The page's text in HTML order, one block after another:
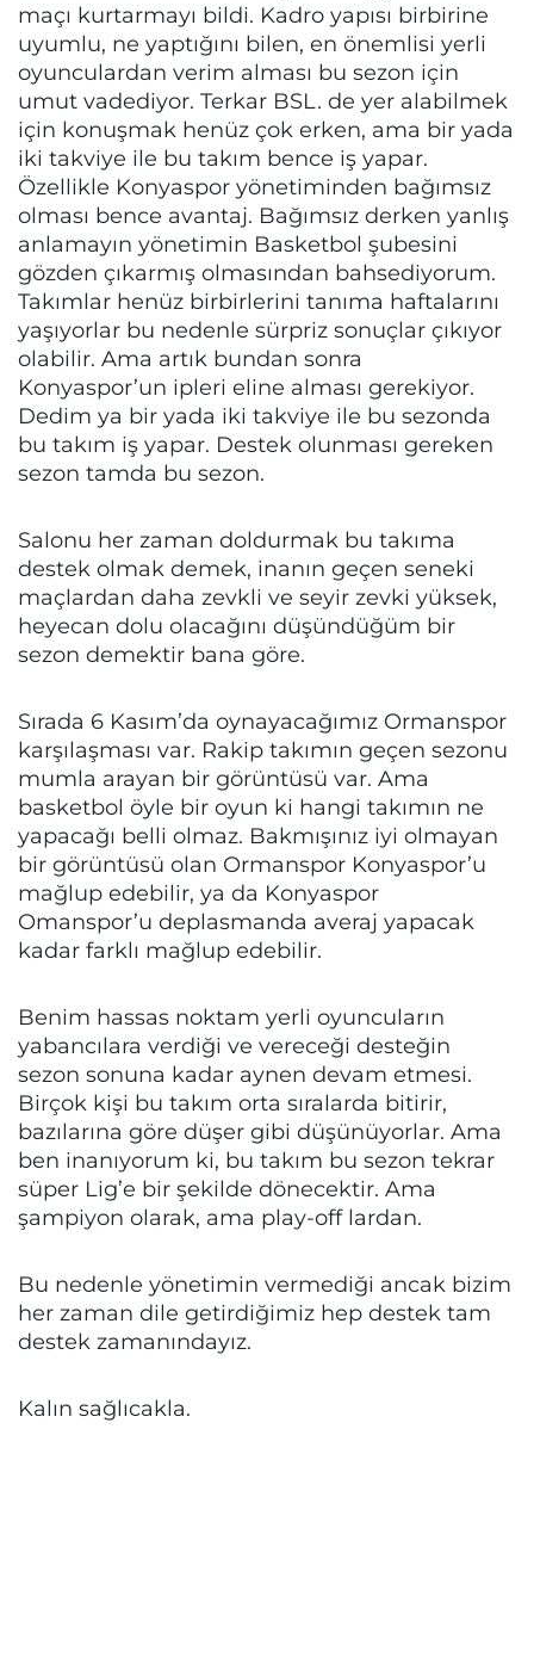
maçı kurtarmayı bildi. Kadro yapısı birbirine
uyumlu, ne yaptığını bilen, en önemlisi yerli
oyunculardan verim alması bu sezon için
umut vadediyor. Terkar BSL. de yer alabilmek
için konuşmak henüz çok erken, ama bir yada
iki takviye ile bu takım bence iş yapar.
Özellikle Konyaspor yönetiminden bağımsız
olması bence avantaj. Bağımsız derken yanlış
anlamayın yönetimin Basketbol şubesini
gözden çıkarmış olmasından bahsediyorum.
Takımlar henüz birbirlerini tanıma haftalarını
yaşıyorlar bu nedenle sürpriz sonuçlar çıkıyor
olabilir. Ama artık bundan sonra
Konyaspor’un ipleri eline alması gerekiyor.
Dedim ya bir yada iki takviye ile bu sezonda
bu takım iş yapar. Destek olunması gereken
sezon tamda bu sezon.
Salonu her zaman doldurmak bu takıma
destek olmak demek, inanın geçen seneki
maçlardan daha zevkli ve seyir zevki yüksek,
heyecan dolu olacağını düşündüğüm bir
sezon demektir bana göre.
Sırada 6 Kasım’da oynayacağımız Ormanspor
karşılaşması var. Rakip takımın geçen sezonu
mumla arayan bir görüntüsü var. Ama
basketbol öyle bir oyun ki hangi takımın ne
yapacağı belli olmaz. Bakmışınız iyi olmayan
bir görüntüsü olan Ormanspor Konyaspor’u
mağlup edebilir, ya da Konyaspor
Omanspor’u deplasmanda averaj yapacak
kadar farklı mağlup edebilir.
Benim hassas noktam yerli oyuncuların
yabancılara verdiği ve vereceği desteğin
sezon sonuna kadar aynen devam etmesi.
Birçok kişi bu takım orta sıralarda bitirir,
bazılarına göre düşer gibi düşünüyorlar. Ama
ben inanıyorum ki, bu takım bu sezon tekrar
süper Lig’e bir şekilde dönecektir. Ama
şampiyon olarak, ama play-off lardan.
Bu nedenle yönetimin vermediği ancak bizim
her zaman dile getirdiğimiz hep destek tam
destek zamanındayız.
Kalın sağlıcakla.